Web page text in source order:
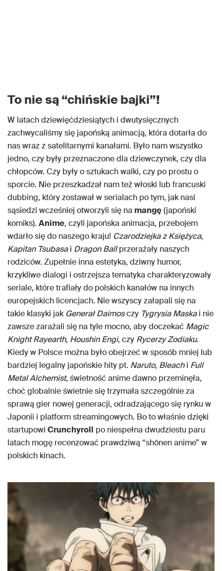
To nie są “chińskie bajki”!
W latach dziewięćdziesiątych i dwutysięcznych
zachwycaliśmy się japońską animacją, która dotarła do
nas wraz z satelitarnymi kanałami. Było nam wszystko
jedno, czy były przeznaczone dla dziewczynek, czy dla
chłopców. Czy były o sztukach walki, czy po prostu o
sporcie. Nie przeszkadzał nam też włoski lub francuski
dubbing, który zostawał w serialach po tym, jak nasi
sąsiedzi wcześniej otworzyli się na mangę(japoński
komiks). Anime, czyli japońska animacja, przebojem
wdarło się do naszego kraju! Czarodziejka z Księżyca,
Kapitan Tsubasai Dragon Ballprzerażały naszych
rodziców. Zupełnie inna estetyka, dziwny humor,
krzykliwe dialogi i ostrzejsza tematyka charakteryzowały
seriale, które trafiały do polskich kanałów na innych
europejskich licencjach. Nie wszyscy załapali się na
takie klasyki jak Generał Daimosczy Tygrysia Maskai nie
zawsze zarażali się na tyle mocno, aby doczekać Magic
Knight Rayearth, Houshin Engi, czy Rycerzy Zodiaku.
Kiedy w Polsce można było obejrzeć w sposób mniej lub
bardziej legalny japońskie hity pt. Naruto, Bleachi Full
Metal Alchemist, świetność anime dawno przeminęła,
choć globalnie świetnie się trzymała szczególnie za
sprawą gier nowej generacji, odradzającego się rynku w
Japonii i platform streamingowych. Bo to właśnie dzięki
startupowi Crunchyroll po niespełna dwudziestu paru
latach mogę recenzować prawdziwą “shōnen anime” w
polskich kinach.